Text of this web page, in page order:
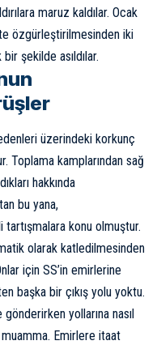
maruz kaldılar. Ocak
özgürleştirilmesinden iki
şekilde asıldılar.
üzerindeki korkunç
kamplarından sağ
hakkında
bu yana,
konu olmuştur.
olarak katledilmesinden
için SS’in emirlerine
başka bir çıkış yolu yoktu.
yollarına nasıl
Emirlere itaat